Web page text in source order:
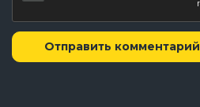
Отправить комментарий